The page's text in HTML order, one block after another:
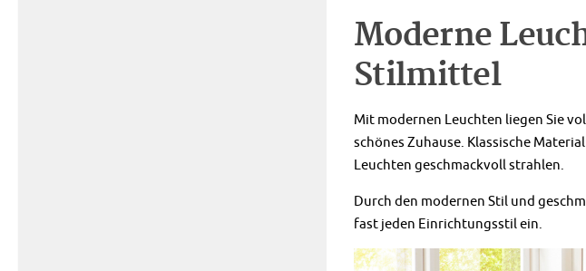
Moderne
Stilmittel
Mit modernen Leuchten liegen Sie
schönes Zuhause. Klassische
Leuchten geschmackvoll strahlen.
Durch den modernen Stil und
fast jeden Einrichtungsstil ein.